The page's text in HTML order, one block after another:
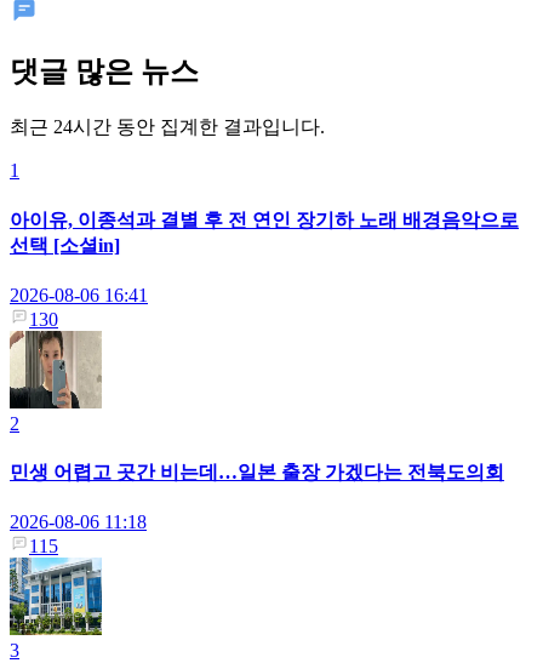
댓글 많은 뉴스
최근 24시간 동안 집계한 결과입니다.
1
아이유, 이종석과 결별 후 전 연인 장기하 노래 배경음악으로
선택 [소셜in]
2026-08-06 16:41
130
2
민생 어렵고 곳간 비는데…일본 출장 가겠다는 전북도의회
2026-08-06 11:18
115
3